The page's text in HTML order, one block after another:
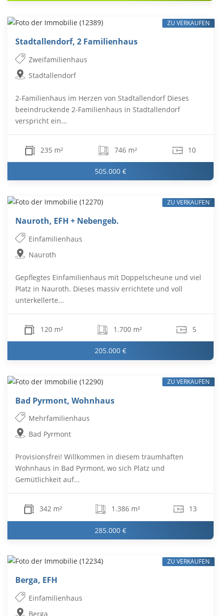
Stadtallendorf, 2 Familienhaus
Zweifamilienhaus
Stadtallendorf
2-Familienhaus im Herzen von Stadtallendorf Dieses
beeindruckende 2-Familienhaus in Stadtallendorf
verspricht ein...
235 m² 746 m² 10
505.000 €
ZU VERKAUFEN
Nauroth, EFH + Nebengeb.
Einfamilienhaus
Nauroth
Gepflegtes Einfamilienhaus mit Doppelscheune und viel
Platz in Nauroth. Dieses massiv errichtete und voll
unterkellerte...
120 m² 1.700 m² 5
205.000 €
ZU VERKAUFEN
Bad Pyrmont, Wohnhaus
Mehrfamilienhaus
Bad Pyrmont
Provisionsfrei! Willkommen in diesem traumhaften
Wohnhaus in Bad Pyrmont, wo sich Platz und
Gemütlichkeit auf...
342 m² 1.386 m² 13
285.000 €
ZU VERKAUFEN
Berga, EFH
Einfamilienhaus
Berga
ZU VERKAUFEN